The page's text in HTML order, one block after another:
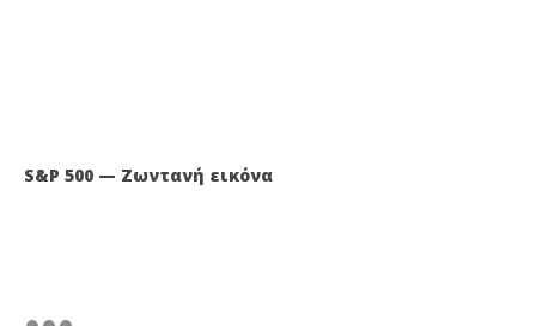
S&P 500 — Ζωντανή εικόνα